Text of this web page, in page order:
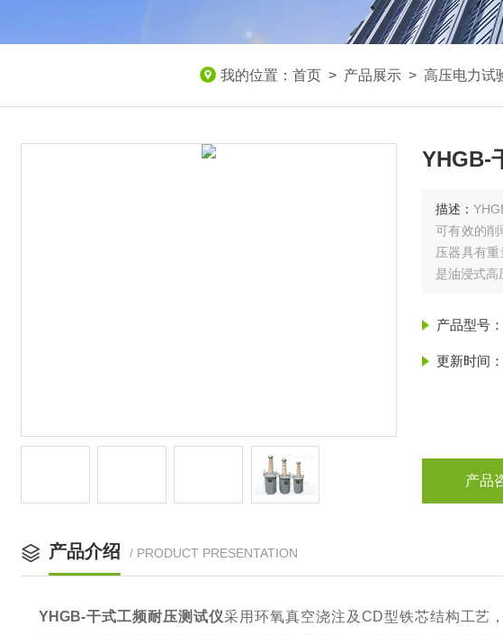
我的位置： 首页 > 产品展示 > 高压电力试
YHGB-
描述：
可有效的
压器具有
是油浸式高
产品型号：
更新时间：
产品
产品介绍 / PRODUCT PRESENTATION
YHGB-干式工频耐压测试仪采用环氧真空浇注及CD型铁芯结构工艺